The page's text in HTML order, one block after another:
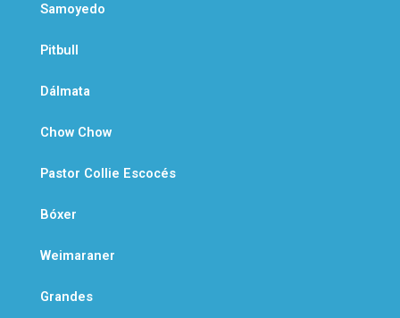
Samoyedo
Pitbull
Dálmata
Chow Chow
Pastor Collie Escocés
Bóxer
Weimaraner
Grandes